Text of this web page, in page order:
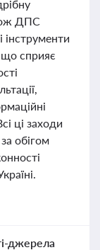
ДПС
інструменти
що сприяє
ці заходи
обігом
джерела